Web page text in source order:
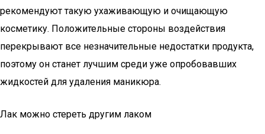
рекомендуют такую ухаживающую и очищающую
косметику. Положительные стороны воздействия
перекрывают все незначительные недостатки продукта,
поэтому он станет лучшим среди уже опробовавших
жидкостей для удаления маникюра.
Лак можно стереть другим лаком